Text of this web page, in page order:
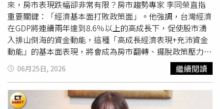
感情互動，都應以事實與數據為依據，不要只憑感覺或一時
衝動。邱彥龍還針對以下五大領域分析提出建言：1.國際局
勢邱彥龍分析，小暑星盤顯示全球仍將持續聚焦AI人工智
慧、半導體、資安、雲端運算、智慧醫療、高速通訊、國防
科技與能源安全等領域，台灣在半導體、AI智慧的應用製
造、精密電子及高科技供應鏈方面，仍具有相當競爭優勢，
有望持續吸引國際合作與資金關注，不過，全球市場波動仍
可能受到國際政策、利率、匯率及地緣政治影響，投資人宜
控制風險，避免追高殺低。2.產業邱彥龍說AI應用、機器
來，房市表現跌幅卻非常有限？房市趨勢專家 李同榮直指
重要關鍵：「經濟基本面打敗政策面」。他強調，台灣經濟
在GDP將連續兩年達到8.6％以上的高成長下，促使股市湧
入排山倒海的資金動能，這種「高成長經濟表現+充沛資金
動能」的基本面表現，將會成為房市翻轉、擺脫政策壓力與
藩籬的主要關鍵，房市反彈走勢三步曲正在醞釀形成：
2026 H2修正、2027 H1築底、2027 Q3回溫。房市短期可
以被政策壓抑，但長期發展仍由經濟基本面決定李同榮指
出，從2021年開始，台灣房市經歷史上最密集頻繁的一波
06月25日, 2026 繼續閱讀